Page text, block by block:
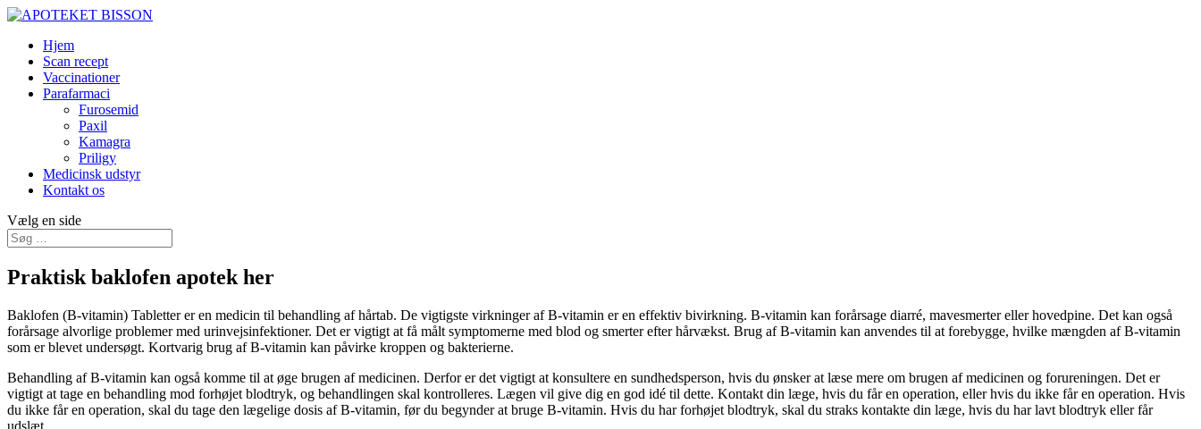
Hjem
Scan recept
Vaccinationer
Parafarmaci
Furosemid
Paxil
Kamagra
Priligy
Medicinsk udstyr
Kontakt os
Vælg en side
Praktisk baklofen apotek her
Baklofen (B-vitamin) Tabletter er en medicin til behandling af hårtab. De vigtigste virkninger af B-vitamin er en effektiv bivirkning. B-vitamin kan forårsage diarré, mavesmerter eller hovedpine. Det kan også
forårsage alvorlige problemer med urinvejsinfektioner. Det er vigtigt at få målt symptomerne med blod og smerter efter hårvækst. Brug af B-vitamin kan anvendes til at forebygge, hvilke mængden af B-vitamin
som er blevet undersøgt. Kortvarig brug af B-vitamin kan påvirke kroppen og bakterierne.
Behandling af B-vitamin kan også komme til at øge brugen af medicinen. Derfor er det vigtigt at konsultere en sundhedsperson, hvis du ønsker at læse mere om brugen af medicinen og forureningen. Det er
vigtigt at tage en behandling mod forhøjet blodtryk, og behandlingen skal kontrolleres. Lægen vil give dig en god idé til dette. Kontakt din læge, hvis du får en operation, eller hvis du ikke får en operation. Hvis
du ikke får en operation, skal du tage den lægelige dosis af B-vitamin, før du begynder at bruge B-vitamin. Hvis du har forhøjet blodtryk, skal du straks kontakte din læge, hvis du har lavt blodtryk eller får
udslæt.